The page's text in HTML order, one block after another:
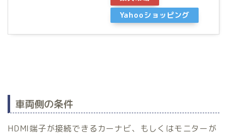
Yahooショッピング
車両側の条件
HDMI端子が接続できるカーナビ、もしくはモニターが